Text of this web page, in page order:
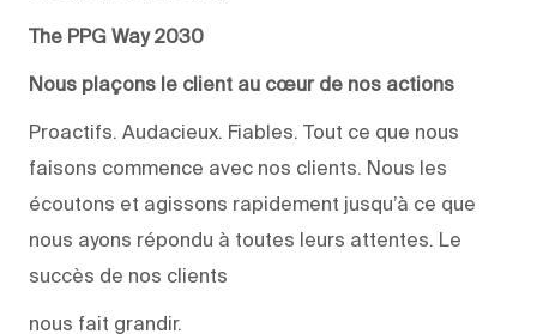
The PPG Way 2030
Nous plaçons le client au cœur de nos actions
Proactifs. Audacieux. Fiables. Tout ce que nous
faisons commence avec nos clients. Nous les
écoutons et agissons rapidement jusqu’à ce que
nous ayons répondu à toutes leurs attentes. Le
succès de nos clients
nous fait grandir.